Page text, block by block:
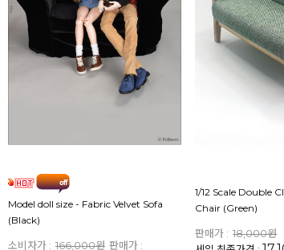
Model doll size - Fabric Velvet Sofa
(Black)
소비자가 : 166,000원 판매가 :
1/12 Scale Double
Chair (Green)
판매가 : 18,000원